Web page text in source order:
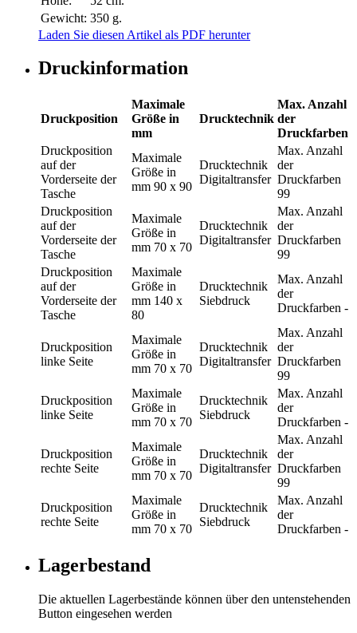
Gewicht: 350 g.
Laden Sie diesen Artikel als PDF herunter
Druckinformation
Druckposition
Maximale
Größe in
mm
Drucktechnik
Max. Anzahl
der
Druckfarben
Druckposition
auf der
Vorderseite der
Tasche
Maximale
Größe in
mm 90 x 90
Drucktechnik
Digitaltransfer
Max. Anzahl
der
Druckfarben
99
Druckposition
auf der
Vorderseite der
Tasche
Maximale
Größe in
mm 70 x 70
Drucktechnik
Digitaltransfer
Max. Anzahl
der
Druckfarben
99
Druckposition
auf der
Vorderseite der
Tasche
Maximale
Größe in
mm 140 x
80
Drucktechnik
Siebdruck
Max. Anzahl
der
Druckfarben -
Druckposition
linke Seite
Maximale
Größe in
mm 70 x 70
Drucktechnik
Digitaltransfer
Max. Anzahl
der
Druckfarben
99
Druckposition
linke Seite
Maximale
Größe in
mm 70 x 70
Drucktechnik
Siebdruck
Max. Anzahl
der
Druckfarben -
Druckposition
rechte Seite
Maximale
Größe in
mm 70 x 70
Drucktechnik
Digitaltransfer
Max. Anzahl
der
Druckfarben
99
Druckposition
rechte Seite
Maximale
Größe in
mm 70 x 70
Drucktechnik
Siebdruck
Max. Anzahl
der
Druckfarben -
Lagerbestand
Die aktuellen Lagerbestände können über den untenstehenden
Button eingesehen werden